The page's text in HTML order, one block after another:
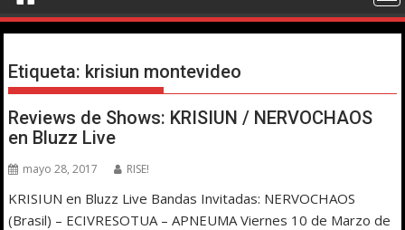
Etiqueta: krisiun montevideo
Reviews de Shows: KRISIUN / NERVOCHAOS
en Bluzz Live
mayo 28, 2017 RISE!
KRISIUN en Bluzz Live Bandas Invitadas: NERVOCHAOS
(Brasil) – ECIVRESOTUA – APNEUMA Viernes 10 de Marzo de